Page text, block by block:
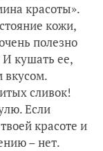
красоты».
кожи,
полезно
И кушать ее,
вкусом.
сливок!
Если
красоте и
– нет.